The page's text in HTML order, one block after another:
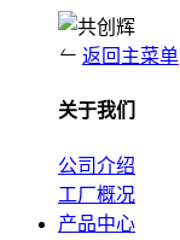
返回主菜单
关于我们
公司介绍
工厂概况
产品中心